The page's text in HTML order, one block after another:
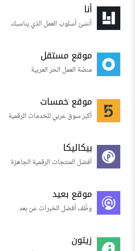
أنا
أنشئ أسلوب العمل الذي يناسبك
موقع مستقل
منصّة العمل الحر العربية
موقع خمسات
أكبر سوق عربي للخدمات الرقمية
بيكاليكا
أفضل المنتجات الرقمية الجاهزة
موقع بعيد
وظّف أفضل الخبرات عن بعد
زيتون